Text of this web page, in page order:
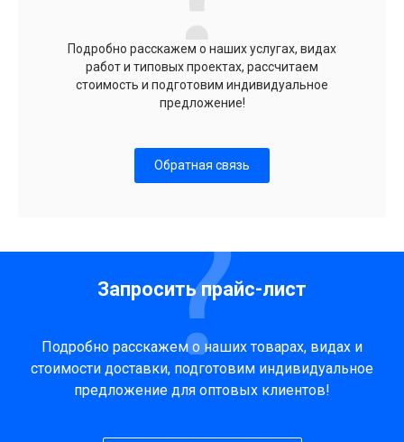
Подробно расскажем о наших услугах, видах
работ и типовых проектах, рассчитаем
стоимость и подготовим индивидуальное
предложение!
Обратная связь
Запросить прайс-лист
Подробно расскажем о наших товарах, видах и
стоимости доставки, подготовим индивидуальное
предложение для оптовых клиентов!